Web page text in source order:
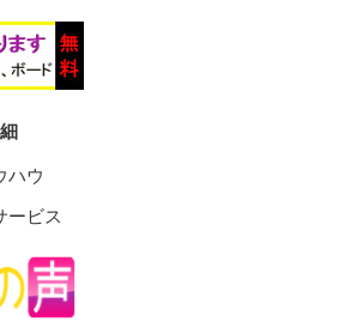
ハウ
ービス